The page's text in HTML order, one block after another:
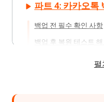
파트 4: 카카오톡
백업 전 필수 확인 사항
백업 후 복원 테스트 해
펼